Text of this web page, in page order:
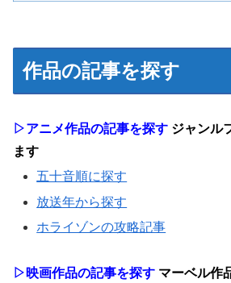
作品の記事を探す
▷アニメ作品の記事を探す ジャンル
ます
五十音順に探す
放送年から探す
ホライゾンの攻略記事
▷映画作品の記事を探す マーベル作